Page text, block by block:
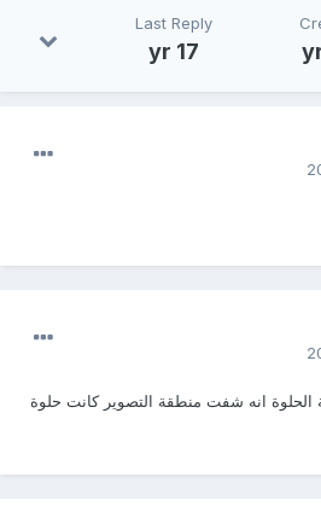
Last Reply
17 yr
الحلوة انه شفت منطقة التصوير كانت حلوة